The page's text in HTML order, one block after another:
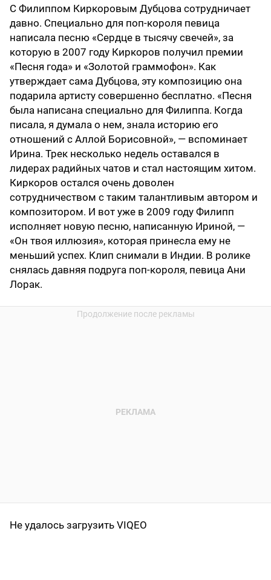
С Филиппом Киркоровым Дубцова сотрудничает
давно. Специально для поп-короля певица
написала песню «Сердце в тысячу свечей», за
которую в 2007 году Киркоров получил премии
«Песня года» и «Золотой граммофон». Как
утверждает сама Дубцова, эту композицию она
подарила артисту совершенно бесплатно. «Песня
была написана специально для Филиппа. Когда
писала, я думала о нем, знала историю его
отношений с Аллой Борисовной», — вспоминает
Ирина. Трек несколько недель оставался в
лидерах радийных чатов и стал настоящим хитом.
Киркоров остался очень доволен
сотрудничеством с таким талантливым автором и
композитором. И вот уже в 2009 году Филипп
исполняет новую песню, написанную Ириной, —
«Он твоя иллюзия», которая принесла ему не
меньший успех. Клип снимали в Индии. В ролике
снялась давняя подруга поп-короля, певица Ани
Лорак.
Не удалось загрузить VIQEO